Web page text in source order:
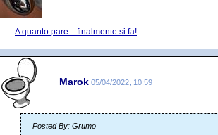
A quanto pare... finalmente si fa!
Marok 05/04/2022, 10:59
Posted By: Grumo